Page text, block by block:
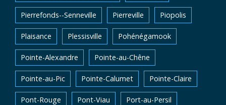
Pierrefonds--Senneville Pierreville Piopolis
Plaisance Plessisville Pohénégamook
Pointe-Alexandre Pointe-au-Chêne
Pointe-au-Pic Pointe-Calumet Pointe-Claire
Pont-Rouge Pont-Viau Port-au-Persil